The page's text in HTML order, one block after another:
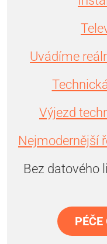
Uvádíme
Výjezd
Nejmodernější
Bez datového